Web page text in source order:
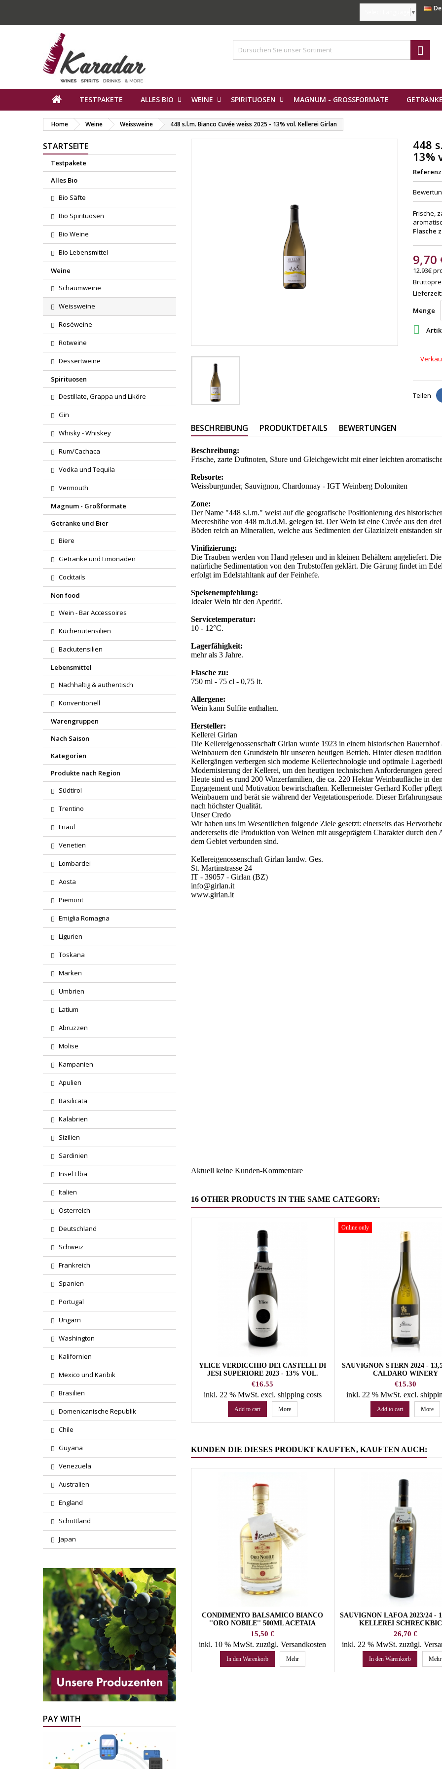
▼

TESTPAKETE ALLES BIO WEINE SPIRITUOSEN MAGNUM - GROSSFORMATE
Home Weine Weissweine 448 s.l.m. Bianco Cuvée weiss 2025 - 13% vol. Kellerei Girlan
STARTSEITE
Testpakete
Alles Bio
Bio Säfte
Bio Spirituosen
Bio Weine
Bio Lebensmittel
Weine
Schaumweine
Weissweine
Roséweine
Rotweine
Dessertweine
Spirituosen
Destillate, Grappa und Liköre
Gin
Whisky - Whiskey
Rum/Cachaca
Vodka und Tequila
Vermouth
Magnum - Großformate
Getränke und Bier
Biere
Getränke und Limonaden
Cocktails
Non food
Wein - Bar Accessoires
Küchenutensilien
Backutensilien
Lebensmittel
Nachhaltig & authentisch
Konventionell
Warengruppen
Nach Saison
Kategorien
Produkte nach Region
Südtirol
Trentino
Friaul
Venetien
Lombardei
Aosta
Piemont
Emiglia Romagna
Ligurien
Toskana
Marken
Umbrien
Latium
Abruzzen
Molise
Kampanien
Apulien
Basilicata
Kalabrien
Sizilien
Sardinien
Insel Elba
Italien
Österreich
Deutschland
Schweiz
Frankreich
Spanien
Portugal
Ungarn
Washington
Kalifornien
Mexico und Karibik
Brasilien
Domenicanische Republik
Chile
Guyana
Venezuela
Australien
England
Schottland
Japan
PAY WITH
448
13%
Referenz
Frische,
Flasche
9,70
12.93€
Menge

Teilen
BESCHREIBUNG PRODUKTDETAILS BEWERTUNGEN
Beschreibung:
Frische, zarte Duftnoten, Säure und Gleichgewicht mit einer leichten
Rebsorte:
Weissburgunder, Sauvignon, Chardonnay - IGT Weinberg Dolomiten
Zone:
Der Name "448 s.l.m." weist auf die geografische Positionierung des
Meereshöhe von 448 m.ü.d.M. gelegen ist. Der Wein ist eine Cuvée aus den
Böden reich an Mineralien, welche aus Sedimenten der Glazialzeit entstanden
Vinifizierung:
Die Trauben werden von Hand gelesen und in kleinen Behältern angeliefert.
natürliche Sedimentation von den Trubstoffen geklärt. Die Gärung findet im
erfolgt im Edelstahltank auf der Feinhefe.
Speisenempfehlung:
Idealer Wein für den Aperitif.
Servicetemperatur:
10 - 12°C.
Lagerfähigkeit:
mehr als 3 Jahre.
Flasche zu:
750 ml - 75 cl - 0,75 lt.
Allergene:
Wein kann Sulfite enthalten.
Hersteller:
Kellerei Girlan
Die Kellereigenossenschaft Girlan wurde 1923 in einem historischen
Weinbauern den Grundstein für unseren heutigen Betrieb. Hinter diesen
Kellergängen verbergen sich moderne Kellertechnologie und optimale
Modernisierung der Kellerei, um den heutigen technischen Anforderungen
Heute sind es rund 200 Winzerfamilien, die ca. 220 Hektar Weinbaufläche in
Engagement und Motivation bewirtschaften. Kellermeister Gerhard Kofler
Weinbauern und berät sie während der Vegetationsperiode. Dieser
nach höchster Qualität.
Unser Credo
Wir haben uns im Wesentlichen folgende Ziele gesetzt: einerseits das
andererseits die Produktion von Weinen mit ausgeprägtem Charakter durch
dem Gebiet verbunden sind.
Kellereigenossenschaft Girlan landw. Ges.
St. Martinstrasse 24
IT - 39057 - Girlan (BZ)
info@girlan.it
www.girlan.it
Aktuell keine Kunden-Kommentare
16 OTHER PRODUCTS IN THE SAME CATEGORY:
YLICE VERDICCHIO DEI CASTELLI DI
JESI SUPERIORE 2023 - 13% VOL.
PODERI MATTIOLI
Price
€16.55
inkl. 22 % MwSt. excl. shipping costs
Add to cart More
Online only
SAUVIGNON STERN 2024 -
CALDARO WINERY
Price
€15.30
inkl. 22 % MwSt.excl.
Add to cart More
KUNDEN DIE DIESES PRODUKT KAUFTEN, KAUFTEN AUCH:
CONDIMENTO BALSAMICO BIANCO
''ORO NOBILE'' 500ML ACETAIA
LEONARDI
Preis
15,50 €
inkl. 10 % MwSt.zuzügl. Versandkosten
In den Warenkorb Mehr
SAUVIGNON LAFOA 2023/24 -
KELLEREI
Preis
26,70 €
inkl. 22 % MwSt. zuzügl.
In den Warenkorb Mehr